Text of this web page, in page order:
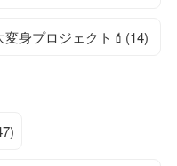
変身プロジェクト💄(14)